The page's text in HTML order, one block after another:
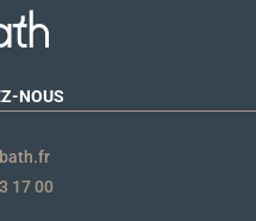
NOUS
17 00